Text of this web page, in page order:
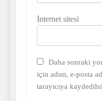
İnternet sitesi
Daha sonraki
için adım, e-posta
tarayıcıya